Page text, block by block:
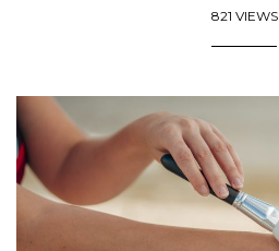
821 VIEWS